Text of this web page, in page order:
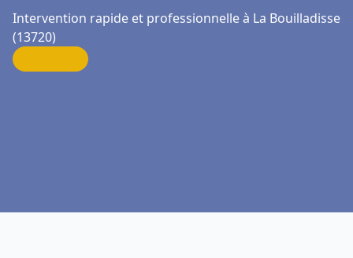
Intervention rapide et professionnelle à La Bouilladisse
(13720)